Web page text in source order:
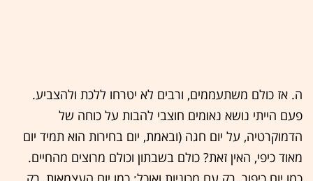
ה. אז כולם משתעממים, ורבים לא יטרחו ללכת ולהצביע.
פעם הייתי נושא נאומים חוצבי להבות על כוחה של
הדמוקרטיה, על יום חגה (ובאמת, יום בחירות הוא תמיד יום
מאוד כיפי, האין זאת? כולם בשבתון וכולם מרוצים מהחיים.